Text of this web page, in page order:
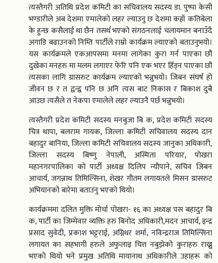
त्यस्तैगरी अतिथि प्रदेश कमिटी का सचिवालय सदस्य डा. पुष्पा केसी
भण्डारीले अब देशमा एमालेको लहर ल्याउनु छ देशमा कहाँ कतिबेला
के हुन्छ कसैलाई था छैन तसर्थ भएको संगठनलाई चलायमान बनाउँदै
अगाडि बढाउनको निम्ति पार्टीले राम्रो कार्यक्रम ल्याएको बताउनुभयो।
यस कार्यक्रमले एकआपसमा मनमा लागेका कुरा गर्न पाएका छौं
दुखेका मनहरु मा मलम लगाएर फेरि पनि एक भएर हिँड्न पाएका छौ
त्यसका लागि ग्रासरुट कार्यक्रम ल्याएको भन्नुभयो। जिबन संघर्ष हो
जीवन छ र त द्वन्द्व पनि छ अनि त्यस बाट निकास र बिकाश दुबै
आउछ त्यसैले त नेकपा एमालेले लहर ल्याउनै पर्छ भन्नुभयो।
त्यस्तैगरी प्रदेश कमिटी सदस्य मनबुजा बि क, प्रदेश कमिटी सदस्य
चित्र थापा, बलराम गायक, जिल्ला कमिटी सचिवालय सदस्य दान
बहादुर बानिया, जिल्ला कमिटी सचिवालय सदस्य जानुका अधिकारी,
जिल्ला सदस्य बिष्णु नेपाली, अस्मिता परियार, पोखरा
महानगरपालिका को पार्टी अध्यक्ष दिलिप न्यौपाने, सचिव जिबन
आचार्य, जगन्नाथ तिमिल्सिना, शेखर गौतम लगायतले मिसन ग्रासरुट
अभियानको बारेमा बताउनु भएको थियो।
कार्यक्रममा दलित मुक्ति मोर्चा पोखरा- १६ का अध्यक्ष पस बहादुर बि
क, पार्टी का जिम्मेवार व्यक्ति हरु बिनोद अधिकारी,मदन आचार्य, इन्द्र
प्रसाद सुवेदी, प्रकाश भट्टराई, अग्निधर शर्मा, नविन्द्रराज तिमिल्सिना
लगायत का सहभागी हरुले अफुलाइ चित्त नबुझेको कुराहरु राख्नु
भएको थियो भने प्रमुख अतिथि मायानाथ अधिकारीले उहाहरू को